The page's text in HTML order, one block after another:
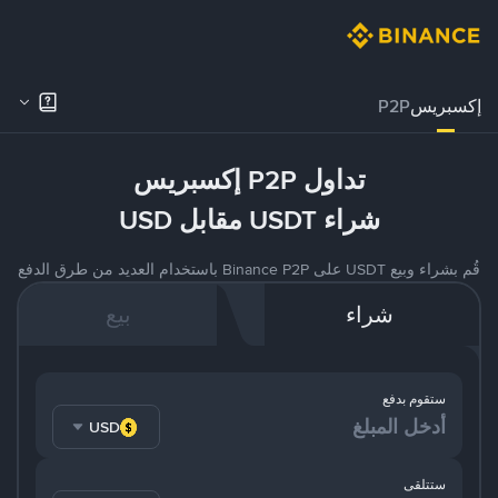
إكسبريسP2P
تداول P2P إكسبريس
شراء USDT مقابل USD
قُم بشراء وبيع USDT على Binance P2P باستخدام العديد من طرق الدفع
شراء بيع
ستقوم بدفع
USD
ستتلقى